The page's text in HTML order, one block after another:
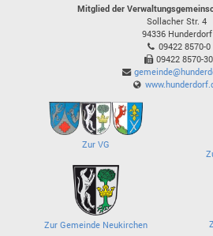
Mitglied der
Sollacher Str. 4
94336 Hunderdorf
09422 8570-0
09422 8570-30
Zur VG
Zur Gemeinde Neukirchen